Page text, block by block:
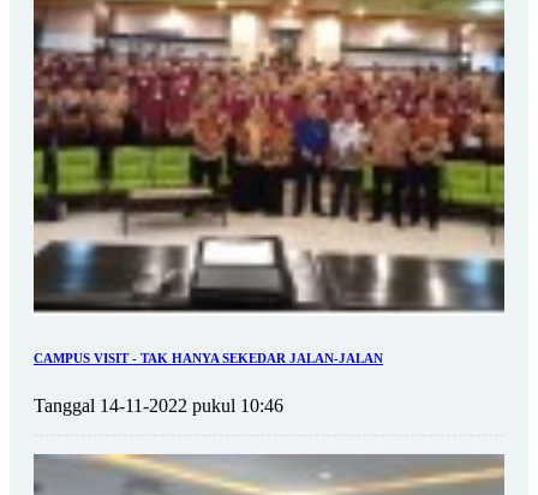
CAMPUS VISIT - TAK HANYA SEKEDAR JALAN-JALAN
Tanggal 14-11-2022 pukul 10:46